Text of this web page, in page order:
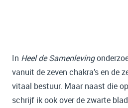
In Heel de Samenleving
vanuit de zeven chakra’s en de
vitaal bestuur. Maar naast die
schrijf ik ook over de zwarte